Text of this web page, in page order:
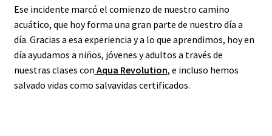
Ese incidente marcó el comienzo de nuestro camino
acuático, que hoy forma una gran parte de nuestro día a
día. Gracias a esa experiencia y a lo que aprendimos, hoy en
día ayudamos a niños, jóvenes y adultos a través de
nuestras clases con Aqua Revolution, e incluso hemos
salvado vidas como salvavidas certificados.